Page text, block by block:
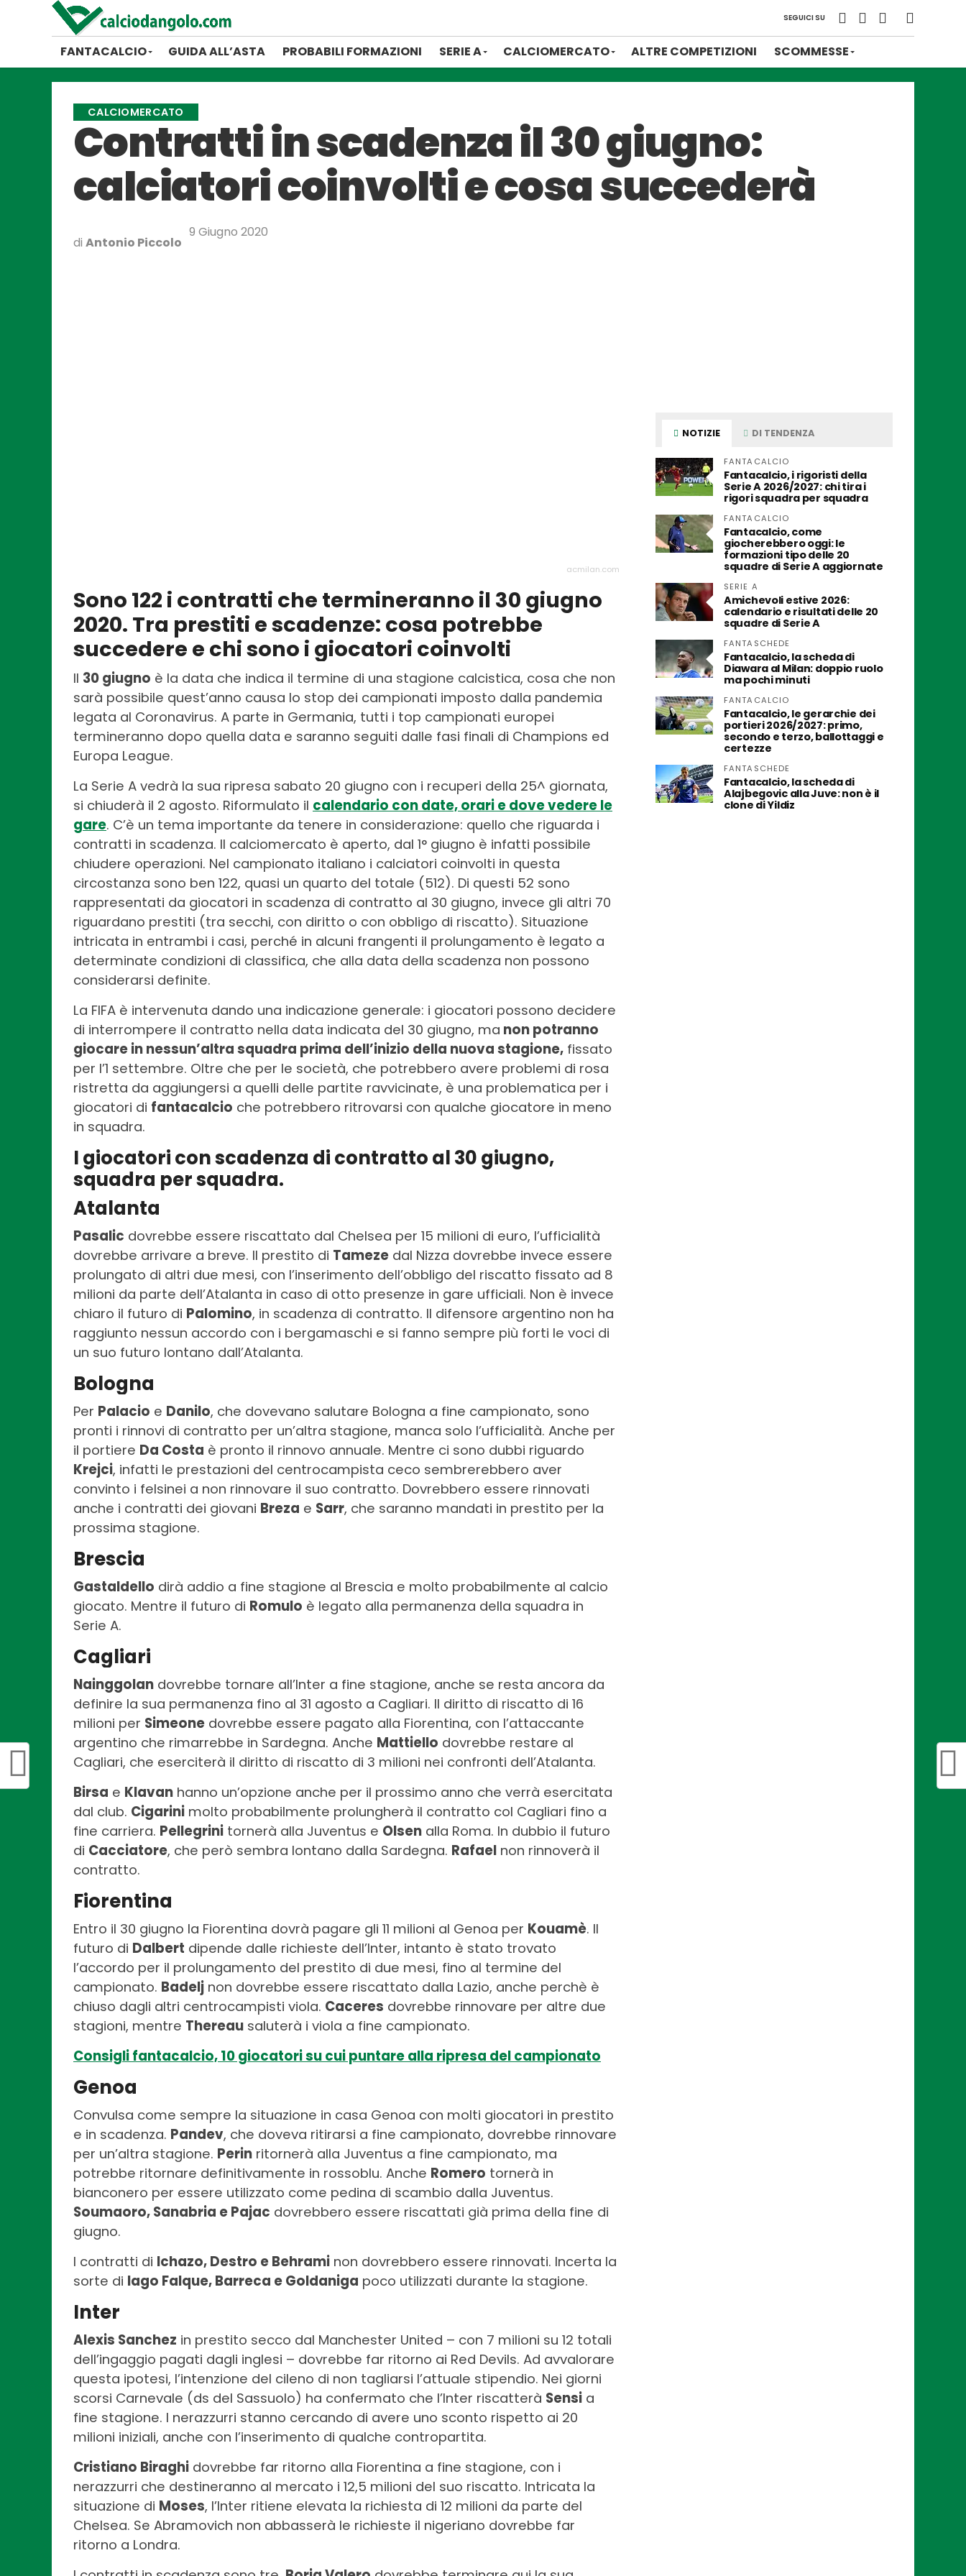
SEGUICI SU
FANTACALCIO GUIDA ALL’ASTA PROBABILI FORMAZIONI SERIE A CALCIOMERCATO ALTRE COMPETIZIONI SCOMMESSE
CALCIOMERCATO
Contratti in scadenza il 30 giugno:
calciatori coinvolti e cosa succederà
di Antonio Piccolo
9 Giugno 2020
acmilan.com
Sono 122 i contratti che termineranno il 30 giugno
2020. Tra prestiti e scadenze: cosa potrebbe
succedere e chi sono i giocatori coinvolti
Il 30 giugno è la data che indica il termine di una stagione calcistica, cosa che non
sarà possibile quest’anno causa lo stop dei campionati imposto dalla pandemia
legata al Coronavirus. A parte in Germania, tutti i top campionati europei
termineranno dopo quella data e saranno seguiti dalle fasi finali di Champions ed
Europa League.
La Serie A vedrà la sua ripresa sabato 20 giugno con i recuperi della 25^ giornata,
si chiuderà il 2 agosto. Riformulato il calendario con date, orari e dove vedere le
gare. C’è un tema importante da tenere in considerazione: quello che riguarda i
contratti in scadenza. Il calciomercato è aperto, dal 1° giugno è infatti possibile
chiudere operazioni. Nel campionato italiano i calciatori coinvolti in questa
circostanza sono ben 122, quasi un quarto del totale (512). Di questi 52 sono
rappresentati da giocatori in scadenza di contratto al 30 giugno, invece gli altri 70
riguardano prestiti (tra secchi, con diritto o con obbligo di riscatto). Situazione
intricata in entrambi i casi, perché in alcuni frangenti il prolungamento è legato a
determinate condizioni di classifica, che alla data della scadenza non possono
considerarsi definite.
La FIFA è intervenuta dando una indicazione generale: i giocatori possono decidere
di interrompere il contratto nella data indicata del 30 giugno, ma non potranno
giocare in nessun’altra squadra prima dell’inizio della nuova stagione, fissato
per l’1 settembre. Oltre che per le società, che potrebbero avere problemi di rosa
ristretta da aggiungersi a quelli delle partite ravvicinate, è una problematica per i
giocatori di fantacalcio che potrebbero ritrovarsi con qualche giocatore in meno
in squadra.
I giocatori con scadenza di contratto al 30 giugno,
squadra per squadra.
Atalanta
Pasalic dovrebbe essere riscattato dal Chelsea per 15 milioni di euro, l’ufficialità
dovrebbe arrivare a breve. Il prestito di Tameze dal Nizza dovrebbe invece essere
prolungato di altri due mesi, con l’inserimento dell’obbligo del riscatto fissato ad 8
milioni da parte dell’Atalanta in caso di otto presenze in gare ufficiali. Non è invece
chiaro il futuro di Palomino, in scadenza di contratto. Il difensore argentino non ha
raggiunto nessun accordo con i bergamaschi e si fanno sempre più forti le voci di
un suo futuro lontano dall’Atalanta.
Bologna
Per Palacio e Danilo, che dovevano salutare Bologna a fine campionato, sono
pronti i rinnovi di contratto per un’altra stagione, manca solo l’ufficialità. Anche per
il portiere Da Costa è pronto il rinnovo annuale. Mentre ci sono dubbi riguardo
Krejci, infatti le prestazioni del centrocampista ceco sembrerebbero aver
convinto i felsinei a non rinnovare il suo contratto. Dovrebbero essere rinnovati
anche i contratti dei giovani Breza e Sarr, che saranno mandati in prestito per la
prossima stagione.
Brescia
Gastaldello dirà addio a fine stagione al Brescia e molto probabilmente al calcio
giocato. Mentre il futuro di Romulo è legato alla permanenza della squadra in
Serie A.
Cagliari
Nainggolan dovrebbe tornare all’Inter a fine stagione, anche se resta ancora da
definire la sua permanenza fino al 31 agosto a Cagliari. Il diritto di riscatto di 16
milioni per Simeone dovrebbe essere pagato alla Fiorentina, con l’attaccante
argentino che rimarrebbe in Sardegna. Anche Mattiello dovrebbe restare al
Cagliari, che eserciterà il diritto di riscatto di 3 milioni nei confronti dell’Atalanta.
Birsa e Klavan hanno un’opzione anche per il prossimo anno che verrà esercitata
dal club. Cigarini molto probabilmente prolungherà il contratto col Cagliari fino a
fine carriera. Pellegrini tornerà alla Juventus e Olsen alla Roma. In dubbio il futuro
di Cacciatore, che però sembra lontano dalla Sardegna. Rafael non rinnoverà il
contratto.
Fiorentina
Entro il 30 giugno la Fiorentina dovrà pagare gli 11 milioni al Genoa per Kouamè. Il
futuro di Dalbert dipende dalle richieste dell’Inter, intanto è stato trovato
l’accordo per il prolungamento del prestito di due mesi, fino al termine del
campionato. Badelj non dovrebbe essere riscattato dalla Lazio, anche perchè è
chiuso dagli altri centrocampisti viola. Caceres dovrebbe rinnovare per altre due
stagioni, mentre Thereau saluterà i viola a fine campionato.
Consigli fantacalcio, 10 giocatori su cui puntare alla ripresa del campionato
Genoa
Convulsa come sempre la situazione in casa Genoa con molti giocatori in prestito
e in scadenza. Pandev, che doveva ritirarsi a fine campionato, dovrebbe rinnovare
per un’altra stagione. Perin ritornerà alla Juventus a fine campionato, ma
potrebbe ritornare definitivamente in rossoblu. Anche Romero tornerà in
bianconero per essere utilizzato come pedina di scambio dalla Juventus.
Soumaoro, Sanabria e Pajac dovrebbero essere riscattati già prima della fine di
giugno.
I contratti di Ichazo, Destro e Behrami non dovrebbero essere rinnovati. Incerta la
sorte di Iago Falque, Barreca e Goldaniga poco utilizzati durante la stagione.
Inter
Alexis Sanchez in prestito secco dal Manchester United – con 7 milioni su 12 totali
dell’ingaggio pagati dagli inglesi – dovrebbe far ritorno ai Red Devils. Ad avvalorare
questa ipotesi, l’intenzione del cileno di non tagliarsi l’attuale stipendio. Nei giorni
scorsi Carnevale (ds del Sassuolo) ha confermato che l’Inter riscatterà Sensi a
fine stagione. I nerazzurri stanno cercando di avere uno sconto rispetto ai 20
milioni iniziali, anche con l’inserimento di qualche contropartita.
Cristiano Biraghi dovrebbe far ritorno alla Fiorentina a fine stagione, con i
nerazzurri che destineranno al mercato i 12,5 milioni del suo riscatto. Intricata la
situazione di Moses, l’Inter ritiene elevata la richiesta di 12 milioni da parte del
Chelsea. Se Abramovich non abbasserà le richieste il nigeriano dovrebbe far
ritorno a Londra.
NOTIZIE DI TENDENZA
FANTACALCIO
Fantacalcio, i rigoristi della
Serie A 2026/2027: chi tira i
rigori squadra per squadra
FANTACALCIO
Fantacalcio, come
giocherebbero oggi: le
formazioni tipo delle 20
squadre di Serie A aggiornate
SERIE A
Amichevoli estive 2026:
calendario e risultati delle 20
squadre di Serie A
FANTASCHEDE
Fantacalcio, la scheda di
Diawara al Milan: doppio ruolo
ma pochi minuti
FANTACALCIO
Fantacalcio, le gerarchie dei
portieri 2026/2027: primo,
secondo e terzo, ballottaggi e
certezze
FANTASCHEDE
Fantacalcio, la scheda di
Alajbegovic alla Juve: non è il
clone di Yildiz